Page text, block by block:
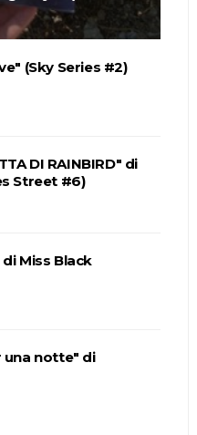
(Sky Series #2)
DI RAINBIRD" di
Street #6)
di Miss Black
una notte" di